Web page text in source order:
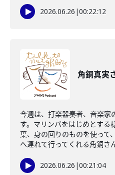
2026.06.26 |00:22:12
角銅真実
今週は、打楽器奏者、音楽家
す。マリンバをはじめとする
葉、身の回りのものを使って
へ連れて行ってくれる角銅さ
2026.06.26 |00:21:04